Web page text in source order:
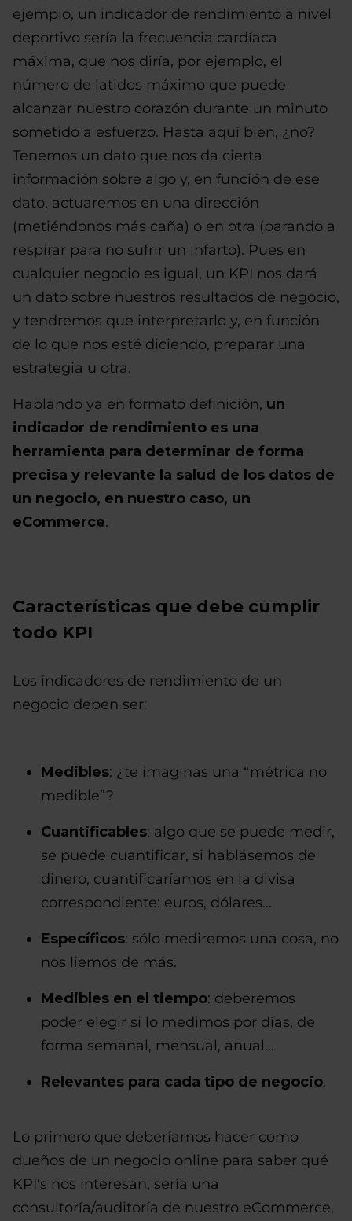
ejemplo, un indicador de rendimiento a nivel
deportivo sería la frecuencia cardíaca
máxima, que nos diría, por ejemplo, el
número de latidos máximo que puede
alcanzar nuestro corazón durante un minuto
sometido a esfuerzo. Hasta aquí bien, ¿no?
Tenemos un dato que nos da cierta
información sobre algo y, en función de ese
dato, actuaremos en una dirección
(metiéndonos más caña) o en otra (parando a
respirar para no sufrir un infarto). Pues en
cualquier negocio es igual, un KPI nos dará
un dato sobre nuestros resultados de negocio,
y tendremos que interpretarlo y, en función
de lo que nos esté diciendo, preparar una
estrategia u otra.
Hablando ya en formato definición, un
indicador de rendimiento es una
herramienta para determinar de forma
precisa y relevante la salud de los datos de
un negocio, en nuestro caso, un
eCommerce.
Características que debe cumplir
todo KPI
Los indicadores de rendimiento de un
negocio deben ser:
Medibles: ¿te imaginas una “métrica no
medible”?
Cuantificables: algo que se puede medir,
se puede cuantificar, si hablásemos de
dinero, cuantificaríamos en la divisa
correspondiente: euros, dólares…
Específicos: sólo mediremos una cosa, no
nos liemos de más.
Medibles en el tiempo: deberemos
poder elegir si lo medimos por días, de
forma semanal, mensual, anual…
Relevantes para cada tipo de negocio.
Lo primero que deberíamos hacer como
dueños de un negocio online para saber qué
KPI’s nos interesan, sería una
consultoría/auditoría de nuestro eCommerce,